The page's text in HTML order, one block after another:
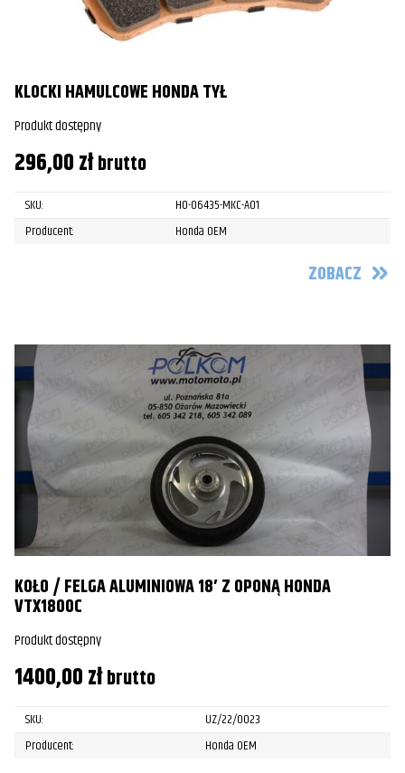
KLOCKI HAMULCOWE HONDA TYŁ
Produkt dostępny
296,00złbrutto
SKU:
HO-06435-MKC-A01
Producent:
Honda OEM
ZOBACZ
KOŁO / FELGA ALUMINIOWA 18′ Z OPONĄ HONDA
VTX1800C
Produkt dostępny
1400,00złbrutto
SKU:
UZ/22/0023
Producent:
Honda OEM